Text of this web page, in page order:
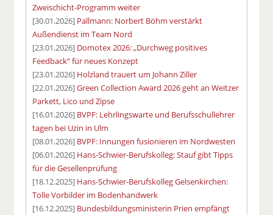
Zweischicht-Programm weiter
[30.01.2026] Pallmann: Norbert Böhm verstärkt
Außendienst im Team Nord
[23.01.2026] Domotex 2026: „Durchweg positives
Feedback“ für neues Konzept
[23.01.2026] Holzland trauert um Johann Ziller
[22.01.2026]Green Collection Award 2026 geht an Weitzer
Parkett, Lico und Zipse
[16.01.2026] BVPF: Lehrlingswarte und Berufsschullehrer
tagen bei Uzin in Ulm
[08.01.2026] BVPF: Innungen fusionieren im Nordwesten
[06.01.2026] Hans-Schwier-Berufskolleg: Stauf gibt Tipps
für die Gesellenprüfung
[18.12.2025] Hans-Schwier-Berufskolleg Gelsenkirchen:
Tolle Vorbilder im Bodenhandwerk
[16.12.2025] Bundesbildungsministerin Prien empfängt